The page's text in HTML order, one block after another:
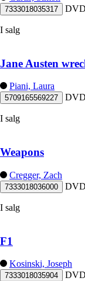
7333018035317 DVD
I salg
Jane Austen
Piani, Laura
5709165569227 DVD
I salg
Weapons
Cregger, Zach
7333018036000 DVD
I salg
F1
Kosinski, Joseph
7333018035904 DVD